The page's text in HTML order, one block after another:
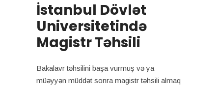
İstanbul Dövlət
Universitetində
Magistr Təhsili
Bakalavr təhsilini başa vurmuş və ya
müəyyən müddət sonra magistr təhsili almaq